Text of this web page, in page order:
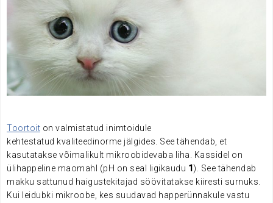
Toortoit on valmistatud inimtoidule
kehtestatud kvaliteedinorme jälgides. See tähendab, et
kasutatakse võimalikult mikroobidevaba liha. Kassidel on
ülihappeline maomahl (pH on seal ligikaudu 1 ). See tähendab
makku sattunud haigustekitajad söövitatakse kiiresti surnuks.
Kui leidubki mikroobe, kes suudavad happerünnakule vastu